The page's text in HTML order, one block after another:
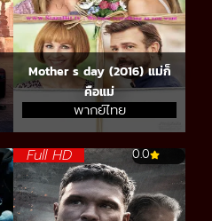
Mother s day (2016) แม่ก็
คือแม่
พากย์ไทย
Full HD 0.0